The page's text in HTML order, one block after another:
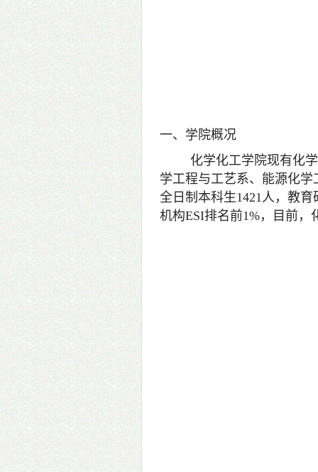
一、学院概况
化学化工学院现有化
学工程与工艺系、能源化
全日制本科生1421人，教
机构ESI排名前1%，目前